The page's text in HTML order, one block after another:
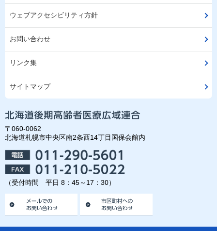
ウェブアクセシビリティ方針
お問い合わせ
リンク集
サイトマップ
〒060-0062
北海道札幌市中央区南2条西14丁目国保会館内
（受付時間 平日 8：45～17：30）